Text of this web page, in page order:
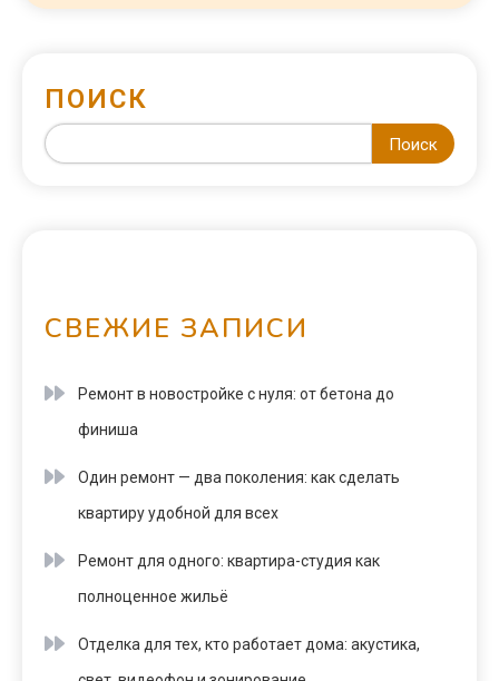
ПОИСК
Поиск
СВЕЖИЕ ЗАПИСИ
Ремонт в новостройке с нуля: от бетона до
финиша
Один ремонт — два поколения: как сделать
квартиру удобной для всех
Ремонт для одного: квартира-студия как
полноценное жильё
Отделка для тех, кто работает дома: акустика,